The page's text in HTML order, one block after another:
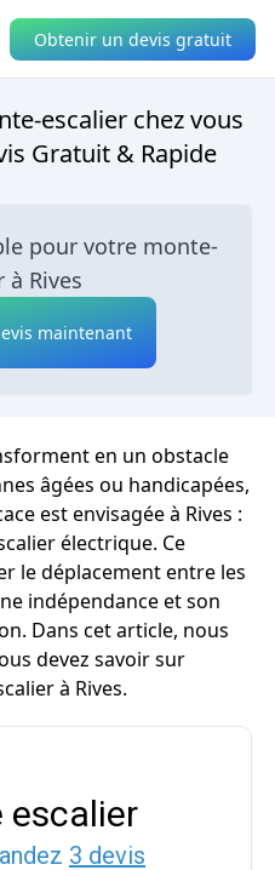
Obtenir un devis gratuit
escalier chez vous
Gratuit & Rapide
pour votre monte-
à Rives
maintenant
en un obstacle
âgées ou handicapées,
est envisagée à Rives :
électrique. Ce
le déplacement entre les
indépendance et son
Dans cet article, nous
devez savoir sur
à Rives.
escalier
3 devis